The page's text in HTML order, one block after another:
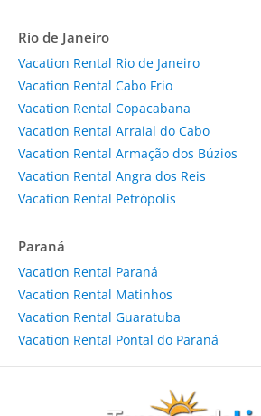
Rio de Janeiro
Vacation Rental Rio de Janeiro
Vacation Rental Cabo Frio
Vacation Rental Copacabana
Vacation Rental Arraial do Cabo
Vacation Rental Armação dos Búzios
Vacation Rental Angra dos Reis
Vacation Rental Petrópolis
Paraná
Vacation Rental Paraná
Vacation Rental Matinhos
Vacation Rental Guaratuba
Vacation Rental Pontal do Paraná